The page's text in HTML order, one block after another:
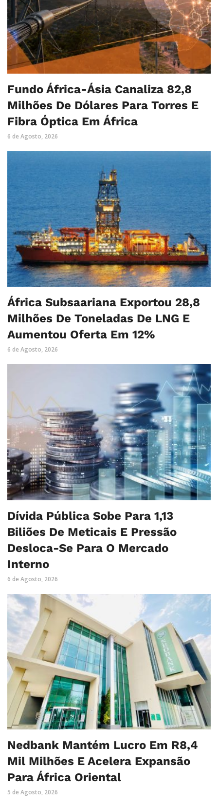
Fundo África-Ásia Canaliza 82,8
Milhões De Dólares Para Torres E
Fibra Óptica Em África
6 de Agosto, 2026
África Subsaariana Exportou 28,8
Milhões De Toneladas De LNG E
Aumentou Oferta Em 12%
6 de Agosto, 2026
Dívida Pública Sobe Para 1,13
Biliões De Meticais E Pressão
Desloca-Se Para O Mercado
Interno
6 de Agosto, 2026
Nedbank Mantém Lucro Em R8,4
Mil Milhões E Acelera Expansão
Para África Oriental
5 de Agosto, 2026